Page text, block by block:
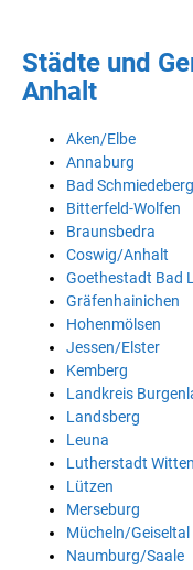
Städte und
Anhalt
Aken/Elbe
Annaburg
Bad Schmiedeberg
Bitterfeld-Wolfen
Braunsbedra
Coswig/Anhalt
Goethestadt Bad
Gräfenhainichen
Hohenmölsen
Jessen/Elster
Kemberg
Landkreis
Landsberg
Leuna
Lutherstadt
Lützen
Merseburg
Mücheln/Geiseltal
Naumburg/Saale